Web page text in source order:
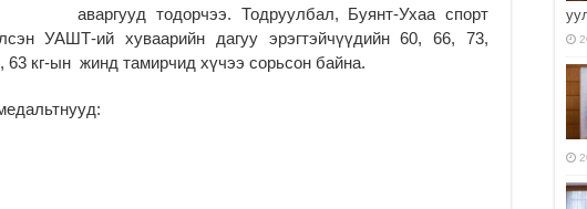
аваргууд тодорчээ. Тодруулбал, Буянт-Ухаа спорт
УАШТ-ий хуваарийн дагуу эрэгтэйчүүдийн 60, 66, 73,
63 кг-ын жинд тамирчид хүчээ сорьсон байна.